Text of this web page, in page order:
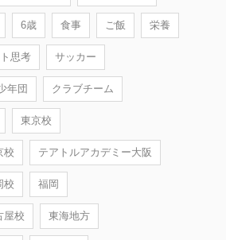
6歳 食事 ご飯 栄養
思考 サッカー
年団 クラブチーム
東京校
校 テアトルアカデミー大阪
校 福岡
屋校 東海地方